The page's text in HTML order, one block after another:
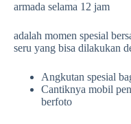
armada selama 12 jam
adalah momen spesial
seru yang bisa dilakukan
Angkutan spesial
Cantiknya mobil
berfoto